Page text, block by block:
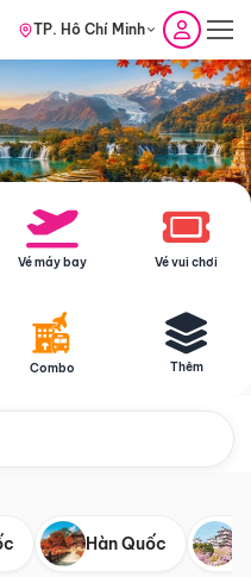
TP. Hồ Chí Minh
Vé máy bay Vé vui chơi
Combo Thêm
Hàn Quốc